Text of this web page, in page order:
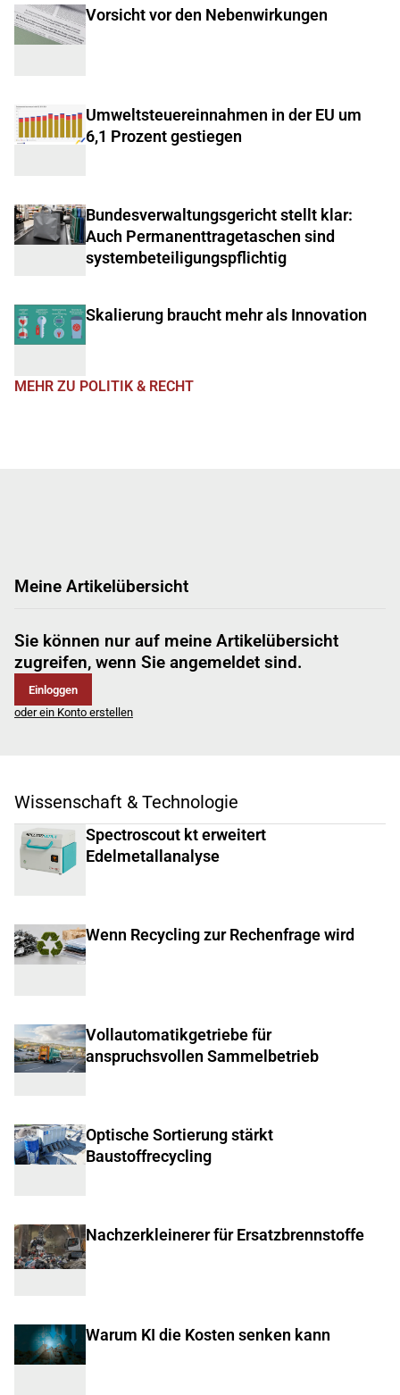
Vorsicht vor den Nebenwirkungen
Umweltsteuereinnahmen in der EU um
6,1 Prozent gestiegen
Bundesverwaltungsgericht stellt klar:
Auch Permanenttragetaschen sind
systembeteiligungspflichtig
Skalierung braucht mehr als Innovation
MEHR ZU POLITIK & RECHT
Meine Artikelübersicht
Sie können nur auf meine Artikelübersicht
zugreifen, wenn Sie angemeldet sind.
Einloggen
oder ein Konto erstellen
Wissenschaft & Technologie
Spectroscout kt erweitert
Edelmetallanalyse
Wenn Recycling zur Rechenfrage wird
Vollautomatikgetriebe für
anspruchsvollen Sammelbetrieb
Optische Sortierung stärkt
Baustoffrecycling
Nachzerkleinerer für Ersatzbrennstoffe
Warum KI die Kosten senken kann